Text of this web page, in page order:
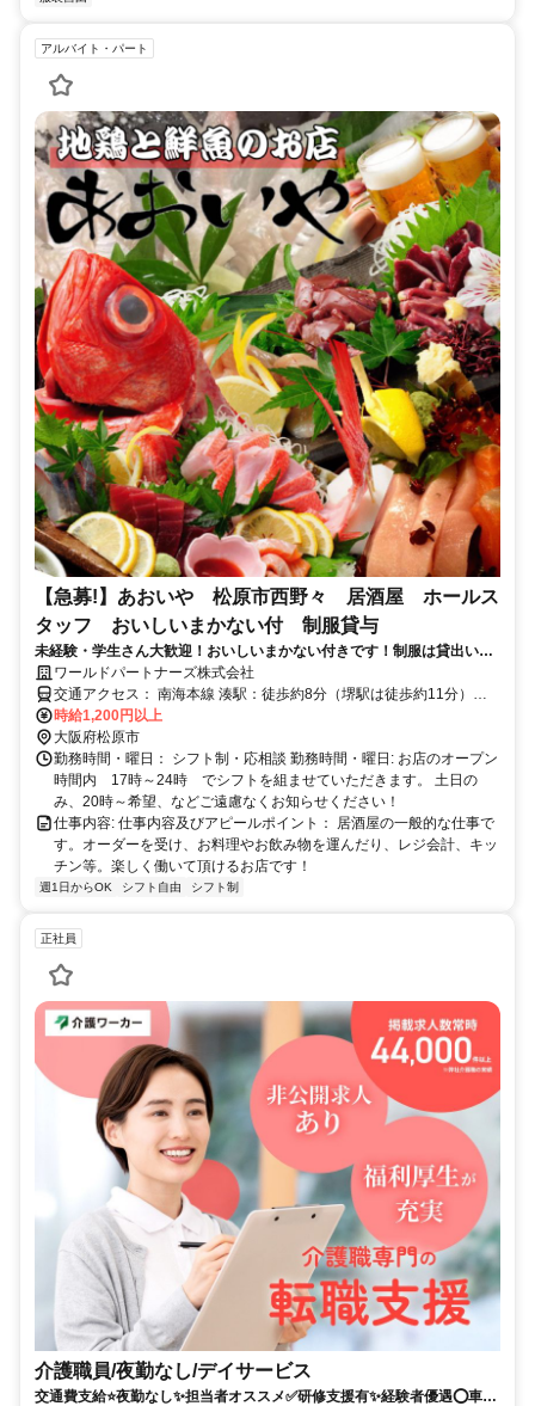
アルバイト・パート
【急募!】あおいや 松原市西野々 居酒屋 ホールス
タッフ おいしいまかない付 制服貸与
未経験・学生さん大歓迎！おいしいまかない付きです！制服は貸出いた
します！お仕事も丁寧にお教えします。
ワールドパートナーズ株式会社
交通アクセス： 南海本線 湊駅：徒歩約8分（堺駅は徒歩約11分）で
す アクセス: 近鉄南大阪線 河内松原駅から１０分！ 北口を出てジャ
ンボたこ焼きを右に曲がって１つめの十字路を右に曲がって直進★
時給1,200円以上
大阪府松原市
勤務時間・曜日： シフト制・応相談 勤務時間・曜日: お店のオープン
時間内 17時～24時 でシフトを組ませていただきます。 土日の
み、20時～希望、などご遠慮なくお知らせください！
仕事内容: 仕事内容及びアピールポイント： 居酒屋の一般的な仕事で
す。オーダーを受け、お料理やお飲み物を運んだり、レジ会計、キッ
チン等。楽しく働いて頂けるお店です！
週1日からOK シフト自由 シフト制
正社員
介護職員/夜勤なし/デイサービス
交通費支給⭐️夜勤なし✨担当者オススメ✅️研修支援有✨経験者優遇⭕️車通